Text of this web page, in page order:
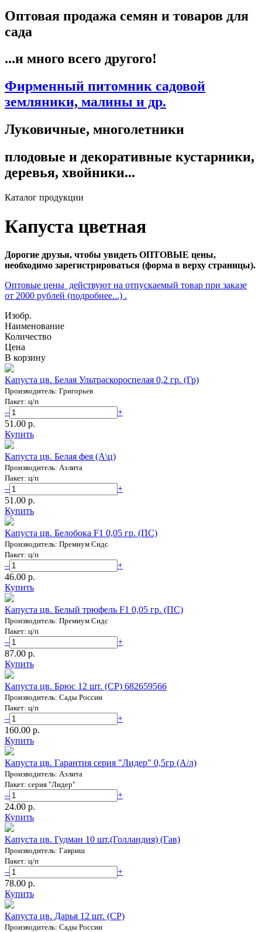
Оптовая продажа семян и товаров для
сада
...и много всего другого!
Фирменный питомник садовой
земляники, малины и др.
Луковичные, многолетники
плодовые и декоративные кустарники,
деревья, хвойники...
Каталог продукции
Капуста цветная
Дорогие друзья, чтобы увидеть ОПТОВЫЕ цены,
необходимо зарегистрироваться (форма в верху страницы).
Оптовые цены действуют на отпускаемый товар при заказе
от 2000 рублей (подробнее...) .
Изобр.
Наименование
Количество
Цена
В корзину
Капуста цв. Белая Ультраскороспелая 0,2 гр. (Гр)
Производитель: Григорьев
Пакет: ц/п
–
+
51.00 p.
Купить
Капуста цв. Белая фея (А\ц)
Производитель: Аэлита
Пакет: ц/п
–
+
51.00 p.
Купить
Капуста цв. Белобока F1 0,05 гр. (ПС)
Производитель: Премиум Сидс
Пакет: ц/п
–
+
46.00 p.
Купить
Капуста цв. Белый трюфель F1 0,05 гр. (ПС)
Производитель: Премиум Сидс
Пакет: ц/п
–
+
87.00 p.
Купить
Капуста цв. Брюс 12 шт. (СР) 682659566
Производитель: Сады России
Пакет: ц/п
–
+
160.00 p.
Купить
Капуста цв. Гарантия серия "Лидер" 0,5гр (А/л)
Производитель: Аэлита
Пакет: серия "Лидер"
–
+
24.00 p.
Купить
Капуста цв. Гудман 10 шт.(Голландия) (Гав)
Производитель: Гавриш
Пакет: ц/п
–
+
78.00 p.
Купить
Капуста цв. Дарья 12 шт. (СР)
Производитель: Сады России